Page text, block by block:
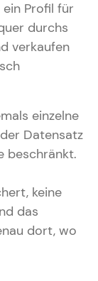
Profil für
durchs
verkaufen
einzelne
Datensatz
beschränkt.
keine
das
dort, wo